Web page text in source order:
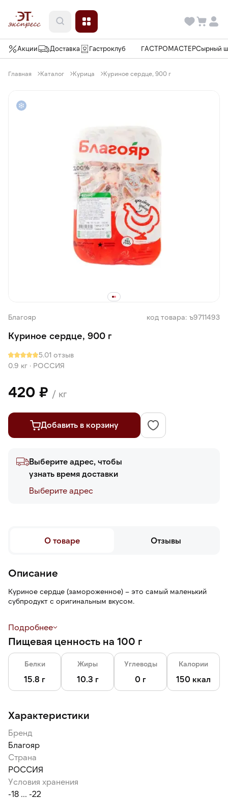
Акции Доставка Гастроклуб ГАСТРОМАСТЕРСырный
Главная Каталог Курица Куриное сердце, 900 г
Благояр код товара: ъ9711493
Куриное сердце, 900 г
5.01 отзыв
0.9 кг · РОССИЯ
420 ₽ / кг
Добавить в корзину
Выберите адрес, чтобы
узнать время доставки
Выберите адреc
О товаре Отзывы
Описание
Куриное сердце (замороженное) – это самый маленький
субпродукт с оригинальным вкусом.
транспортировки.
Подробнее
Пищевая ценность на 100 г
Белки
15.8 г
Жиры
10.3 г
Углеводы
0 г
Калории
150 ккал
Характеристики
Бренд
Благояр
Страна
РОССИЯ
Условия хранения
-18 ... -22